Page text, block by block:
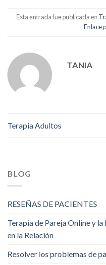
Esta entrada fue publicada en
Enlace
TANIA
Terapia Adultos
BLOG
RESEÑAS DE PACIENTES
Terapia de Pareja Online y
en la Relación
Resolver los problemas de